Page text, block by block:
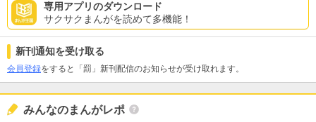
専用アプリのダウンロード
サクサクまんがを読めて多機能！
新刊通知を受け取る
会員登録をすると「罰」新刊配信のお知らせが受け取れます。
みんなのまんがレポ